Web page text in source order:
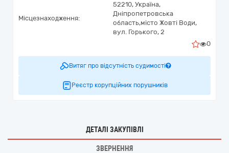
Місцезнаходження:
52210, Україна,
Дніпропетровська
область,місто Жовті Води,
вул. Горького, 2
0
Витяг про відсутність судимості
Реєстр корупційних порушників
ДЕТАЛІ ЗАКУПІВЛІ
ЗВЕРНЕННЯ